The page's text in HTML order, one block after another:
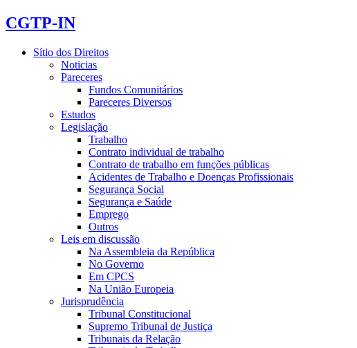
CGTP-IN
Sítio dos Direitos
Noticias
Pareceres
Fundos Comunitários
Pareceres Diversos
Estudos
Legislação
Trabalho
Contrato individual de trabalho
Contrato de trabalho em funções públicas
Acidentes de Trabalho e Doenças Profissionais
Segurança Social
Segurança e Saúde
Emprego
Outros
Leis em discussão
Na Assembleia da República
No Governo
Em CPCS
Na União Europeia
Jurisprudência
Tribunal Constitucional
Supremo Tribunal de Justiça
Tribunais da Relação